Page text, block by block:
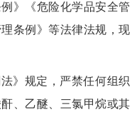
》《危险化学品安全管
条例》等法律法规，现
》规定，严禁任何组织
、乙醚、三氯甲烷或其